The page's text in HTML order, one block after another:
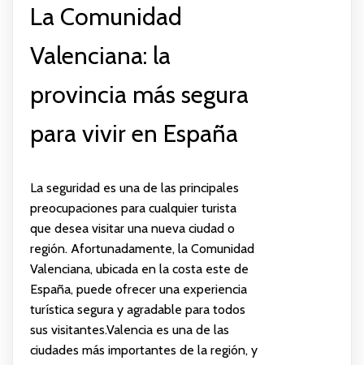
La Comunidad
Valenciana: la
provincia más segura
para vivir en España
La seguridad es una de las principales
preocupaciones para cualquier turista
que desea visitar una nueva ciudad o
región. Afortunadamente, la Comunidad
Valenciana, ubicada en la costa este de
España, puede ofrecer una experiencia
turística segura y agradable para todos
sus visitantes.Valencia es una de las
ciudades más importantes de la región, y